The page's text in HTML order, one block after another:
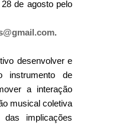
de agosto pelo
.
desenvolver e
instrumento de
a interação
musical coletiva
implicações